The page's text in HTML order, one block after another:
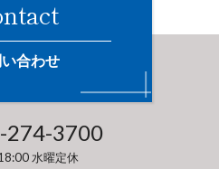
合わせ
274-3700
水曜定休